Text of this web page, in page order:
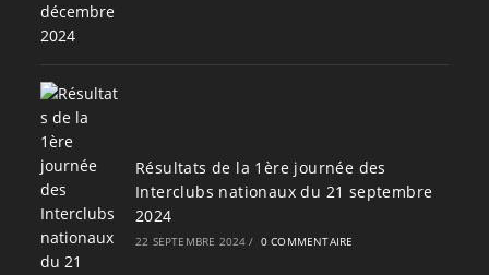
Résultats de la 1ère journée des
Interclubs nationaux du 21 septembre
2024
22 SEPTEMBRE 2024 / 0 COMMENTAIRE